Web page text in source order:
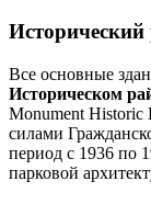
Все основные
Историческом
Monument Historic
силами
период с 1936 по
парковой